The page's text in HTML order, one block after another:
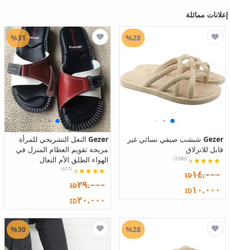
إعلانات مماثلة
Gezer شبشب صيفي نسائي غير
قابل للانزلاق
(2580)
ID١٤.٠٠٠
ID١٠.٠٠٠
%28
Gezer النعل التشريحي للمرأة
مريحة تقويم العظام المنزل في
الهواء الطلق الأم النعال
(617)
ID٢٩.٠٠٠
ID٢٠.٠٠٠
%31
%28
%30